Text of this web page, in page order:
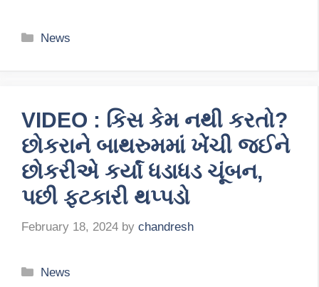
Categories
News
VIDEO : કિસ કેમ નથી કરતો?
છોકરાને બાથરુમમાં ખેંચી જઈને
છોકરીએ કર્યાં ધડાધડ ચૂંબન,
પછી ફટકારી થપ્પડો
February 18, 2024 by chandresh
Categories
News